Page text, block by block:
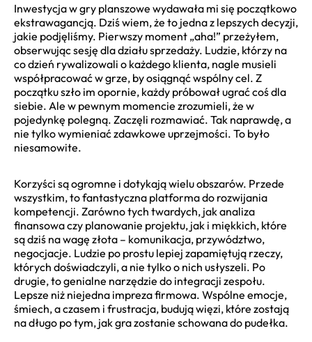
Inwestycja w gry planszowe wydawała mi się początkowo
ekstrawagancją. Dziś wiem, że to jedna z lepszych decyzji,
jakie podjęliśmy. Pierwszy moment „aha!” przeżyłem,
obserwując sesję dla działu sprzedaży. Ludzie, którzy na
co dzień rywalizowali o każdego klienta, nagle musieli
współpracować w grze, by osiągnąć wspólny cel. Z
początku szło im opornie, każdy próbował ugrać coś dla
siebie. Ale w pewnym momencie zrozumieli, że w
pojedynkę polegną. Zaczęli rozmawiać. Tak naprawdę, a
nie tylko wymieniać zdawkowe uprzejmości. To było
niesamowite.
Korzyści są ogromne i dotykają wielu obszarów. Przede
wszystkim, to fantastyczna platforma do rozwijania
kompetencji. Zarówno tych twardych, jak analiza
finansowa czy planowanie projektu, jak i miękkich, które
są dziś na wagę złota – komunikacja, przywództwo,
negocjacje. Ludzie po prostu lepiej zapamiętują rzeczy,
których doświadczyli, a nie tylko o nich usłyszeli. Po
drugie, to genialne narzędzie do integracji zespołu.
Lepsze niż niejedna impreza firmowa. Wspólne emocje,
śmiech, a czasem i frustracja, budują więzi, które zostają
na długo po tym, jak gra zostanie schowana do pudełka.